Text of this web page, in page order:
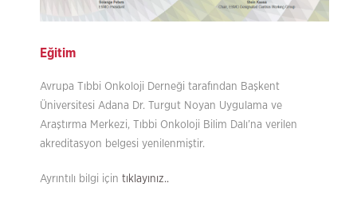
Eğitim
Avrupa Tıbbi Onkoloji Derneği tarafından Başkent
Üniversitesi Adana Dr. Turgut Noyan Uygulama ve
Araştırma Merkezi, Tıbbi Onkoloji Bilim Dalı’na verilen
akreditasyon belgesi yenilenmiştir.
Ayrıntılı bilgi için tıklayınız..